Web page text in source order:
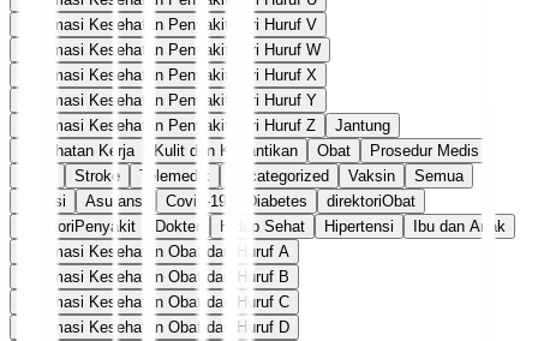
Informasi Kesehatan Penyakit dari Huruf V
Informasi Kesehatan Penyakit dari Huruf W
Informasi Kesehatan Penyakit dari Huruf X
Informasi Kesehatan Penyakit dari Huruf Y
Informasi Kesehatan Penyakit dari Huruf Z
Jantung
Kesehatan Kerja
Kulit dan Kecantikan Obat
Prosedur Medis
Stroke Telemedik Uncategorized Vaksin
Semua
Afiliasi
Asuransi Covid-19 Diabetes
direktoriObat
direktoriPenyakit
Dokter Hidup Sehat Hipertensi
Ibu dan Anak
Informasi Kesehatan Obat dari Huruf A
Informasi Kesehatan Obat dari Huruf B
Informasi Kesehatan Obat dari Huruf C
Informasi Kesehatan Obat dari Huruf D